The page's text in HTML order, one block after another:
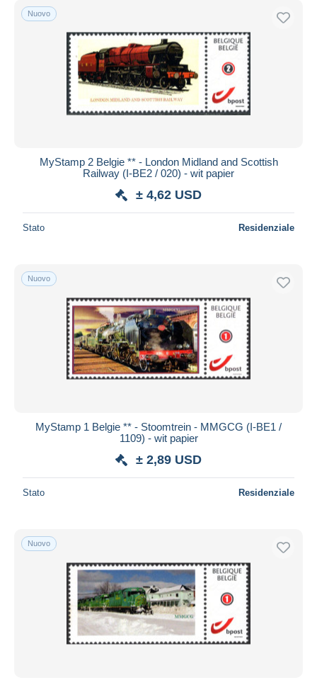
Nuovo
MyStamp 2 Belgie ** - London Midland and Scottish
Railway (I-BE2 / 020) - wit papier
± 4,62 USD
Stato Residenziale
Nuovo
MyStamp 1 Belgie ** - Stoomtrein - MMGCG (I-BE1 /
1109) - wit papier
± 2,89 USD
Stato Residenziale
Nuovo